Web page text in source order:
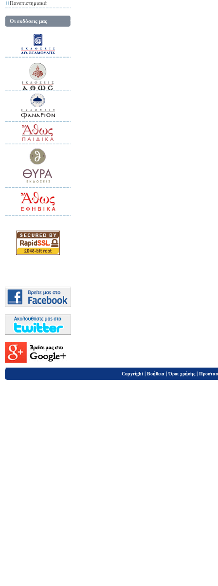
Πανεπιστημιακά
Οι εκδόσεις μας
Copyright | Βοήθεια |Όροι χρήσης |